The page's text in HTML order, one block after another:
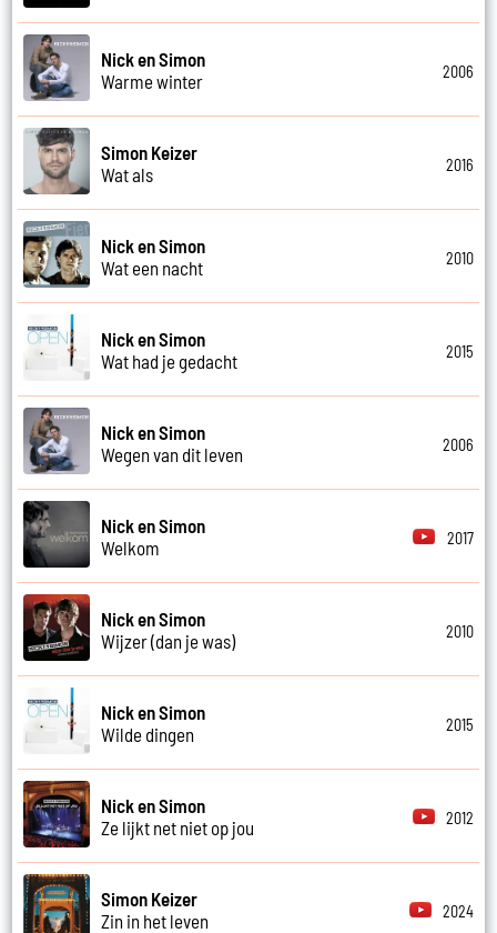
Nick en Simon
Warme winter
2006
Simon Keizer
Wat als
2016
Nick en Simon
Wat een nacht
2010
Nick en Simon
Wat had je gedacht
2015
Nick en Simon
Wegen van dit leven
2006
Nick en Simon
Welkom
2017
Nick en Simon
Wijzer (dan je was)
2010
Nick en Simon
Wilde dingen
2015
Nick en Simon
Ze lijkt net niet op jou
2012
Simon Keizer
Zin in het leven
2024